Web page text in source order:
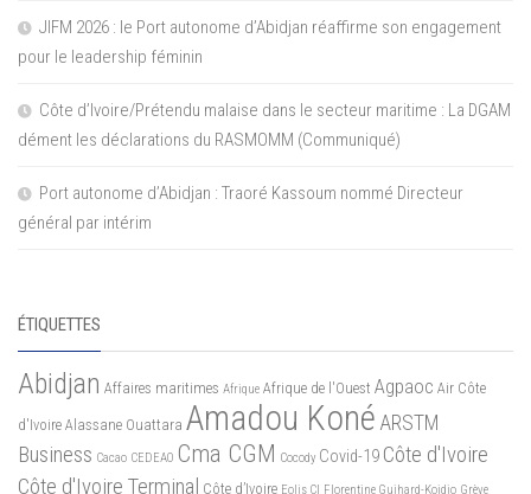
JIFM 2026 : le Port autonome d’Abidjan réaffirme son engagement
pour le leadership féminin
Côte d’Ivoire/Prétendu malaise dans le secteur maritime : La DGAM
dément les déclarations du RASMOMM (Communiqué)
Port autonome d’Abidjan : Traoré Kassoum nommé Directeur
général par intérim
ÉTIQUETTES
Abidjan Affaires maritimes Afrique Afrique de l'Ouest Agpaoc Air Côte
d'Ivoire Alassane Ouattara Amadou Koné ARSTM
Business Cacao CEDEAO Cma CGM Cocody Covid-19 Côte d'Ivoire
Côte d'Ivoire Terminal Côte d’Ivoire Eolis CI Florentine Guihard-Koidio Grève